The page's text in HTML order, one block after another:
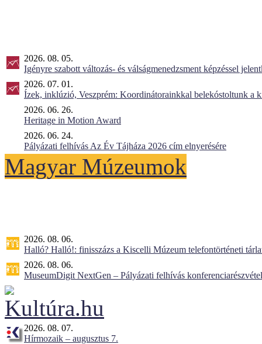
2026. 08. 05.
Igényre szabott változás- és válságmenedzsment képzéssel
2026. 07. 01.
Ízek, inklúzió, Veszprém: Koordinátorainkkal belekóstoltunk a
2026. 06. 26.
Heritage in Motion Award
2026. 06. 24.
Pályázati felhívás Az Év Tájháza 2026 cím elnyerésére
Magyar Múzeumok
2026. 08. 06.
Halló? Halló!: finisszázs a Kiscelli Múzeum telefontörténeti
2026. 08. 06.
MuseumDigit NextGen – Pályázati felhívás
2026. 08. 07.
Hírmozaik – augusztus 7.